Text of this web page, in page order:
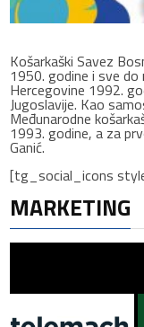
Košarkaški Savez
1950. godine i sve do
Hercegovine 1992.
Jugoslavije. Kao
Međunarodne
1993. godine, a za
Ganić.
[tg_social_icons
MARKETING